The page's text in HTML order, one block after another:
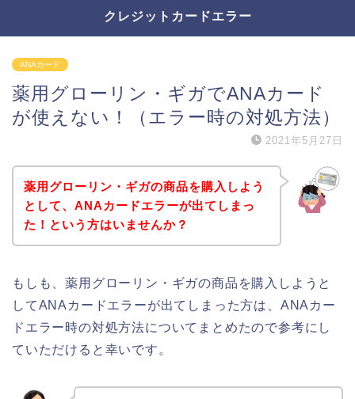
クレジットカードエラー
ANAカード
薬用グローリン・ギガでANAカード
が使えない！（エラー時の対処方法）
2021年5月27日
薬用グローリン・ギガの商品を購入しよう
として、ANAカードエラーが出てしまっ
た！という方はいませんか？
もしも、薬用グローリン・ギガの商品を購入しようと
してANAカードエラーが出てしまった方は、ANAカー
ドエラー時の対処方法についてまとめたので参考にし
ていただけると幸いです。